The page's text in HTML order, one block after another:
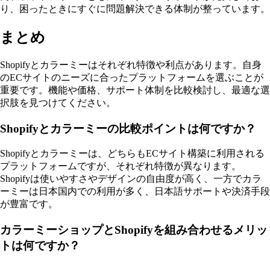
り、困ったときにすぐに問題解決できる体制が整っています。
まとめ
Shopifyとカラーミーはそれぞれ特徴や利点があります。自身
のECサイトのニーズに合ったプラットフォームを選ぶことが
重要です。機能や価格、サポート体制を比較検討し、最適な選
択肢を見つけてください。
Shopifyとカラーミーの比較ポイントは何ですか？
Shopifyとカラーミーは、どちらもECサイト構築に利用される
プラットフォームですが、それぞれ特徴が異なります。
Shopifyは使いやすさやデザインの自由度が高く、一方でカラ
ーミーは日本国内での利用が多く、日本語サポートや決済手段
が豊富です。
カラーミーショップとShopifyを組み合わせるメリッ
トは何ですか？